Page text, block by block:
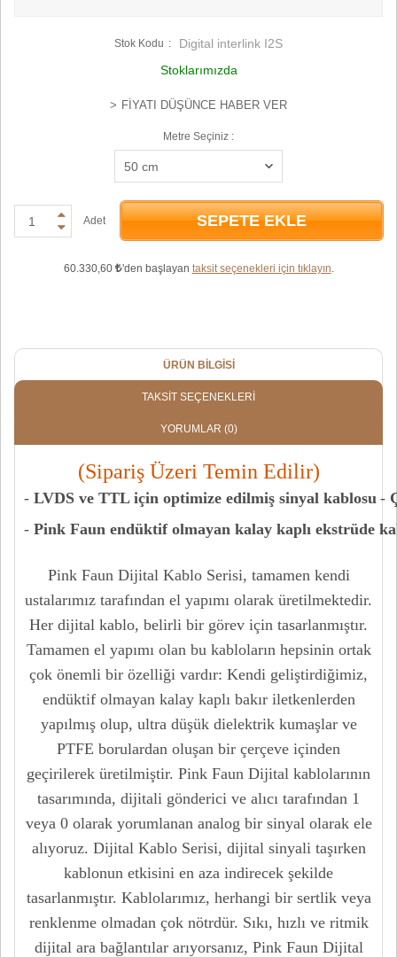
Stok Kodu
Digital interlink I2S
Stoklarımızda
FIYATI DÜŞÜNCE HABER VER
Metre Seçiniz :
Adet SEPETE EKLE
60.330,60 'den başlayan taksit seçenekleri için tıklayın.
ÜRÜN BILGISI
TAKSIT SEÇENEKLERI
YORUMLAR (0)
(Sipariş Üzeri Temin Edilir)
- LVDS ve TTL için optimize edilmiş sinyal kablosu -
- Pink Faun endüktif olmayan kalay kaplı ekstrüde
Pink Faun Dijital Kablo Serisi, tamamen kendi
ustalarımız tarafından el yapımı olarak üretilmektedir.
Her dijital kablo, belirli bir görev için tasarlanmıştır.
Tamamen el yapımı olan bu kabloların hepsinin ortak
çok önemli bir özelliği vardır: Kendi geliştirdiğimiz,
endüktif olmayan kalay kaplı bakır iletkenlerden
yapılmış olup, ultra düşük dielektrik kumaşlar ve
PTFE borulardan oluşan bir çerçeve içinden
geçirilerek üretilmiştir. Pink Faun Dijital kablolarının
tasarımında, dijitali gönderici ve alıcı tarafından 1
veya 0 olarak yorumlanan analog bir sinyal olarak ele
alıyoruz. Dijital Kablo Serisi, dijital sinyali taşırken
kablonun etkisini en aza indirecek şekilde
tasarlanmıştır. Kablolarımız, herhangi bir sertlik veya
renklenme olmadan çok nötrdür. Sıkı, hızlı ve ritmik
dijital ara bağlantılar arıyorsanız, Pink Faun Dijital